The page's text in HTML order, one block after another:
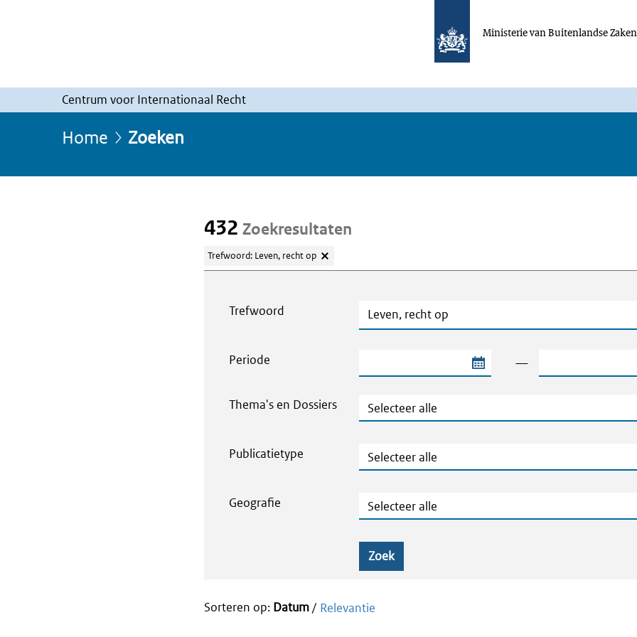
Ministerie van Buitenlandse Zaken
Centrum voor Internationaal Recht
Home Zoeken
432 Zoekresultaten
Trefwoord: Leven, recht op
Trefwoord Trefwoord
Periode Begindatum van de periode — Einddatum van de
Thema's en Dossiers Thema's en Dossiers
Publicatietype Publicatietype
Geografie Geografie
Zoek
Sorteren op: Datum/ Relevantie